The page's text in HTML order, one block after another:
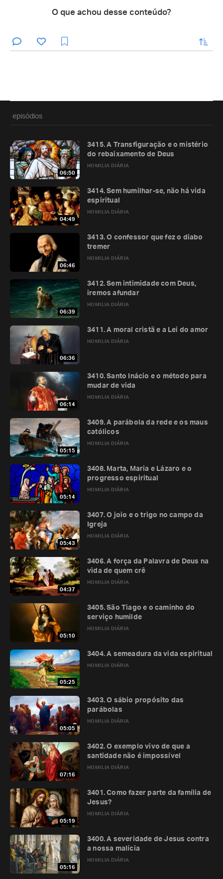
O que achou desse conteúdo?
enviar
episódios
06:50
HOMILIA DIÁRIA
3415. A Transfiguração e o mistério
do rebaixamento de Deus
04:49
HOMILIA DIÁRIA
3414. Sem humilhar-se, não há vida
espiritual
06:46
HOMILIA DIÁRIA
3413. O confessor que fez o diabo
tremer
06:39
HOMILIA DIÁRIA
3412. Sem intimidade com Deus,
iremos afundar
06:36
HOMILIA DIÁRIA
3411. A moral cristã e a Lei do amor
06:14
HOMILIA DIÁRIA
3410. Santo Inácio e o método para
mudar de vida
05:15
HOMILIA DIÁRIA
3409. A parábola da rede e os maus
católicos
05:14
HOMILIA DIÁRIA
3408. Marta, Maria e Lázaro e o
progresso espiritual
05:43
HOMILIA DIÁRIA
3407. O joio e o trigo no campo da
Igreja
04:37
HOMILIA DIÁRIA
3406. A força da Palavra de Deus na
vida de quem crê
05:10
HOMILIA DIÁRIA
3405. São Tiago e o caminho do
serviço humilde
05:25
HOMILIA DIÁRIA
3404. A semeadura da vida espiritual
05:05
HOMILIA DIÁRIA
3403. O sábio propósito das
parábolas
07:16
HOMILIA DIÁRIA
3402. O exemplo vivo de que a
santidade não é impossível
05:19
HOMILIA DIÁRIA
3401. Como fazer parte da família de
Jesus?
05:16
HOMILIA DIÁRIA
3400. A severidade de Jesus contra
a nossa malícia